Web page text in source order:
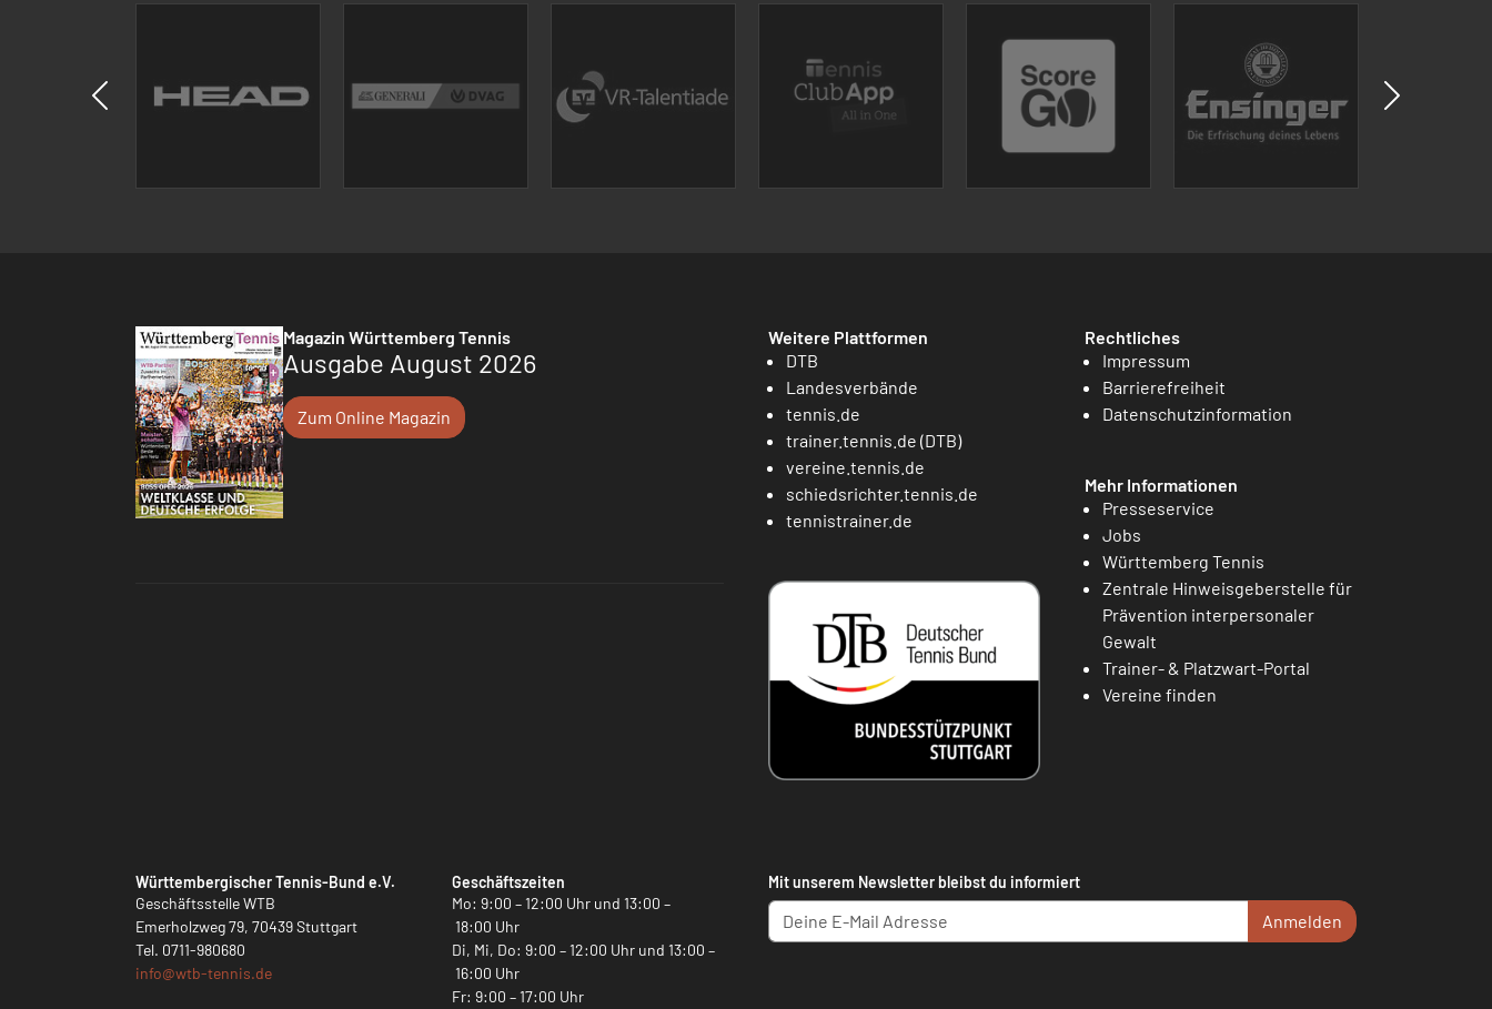
Magazin Württemberg Tennis
Ausgabe August 2026
Zum Online Magazin
Weitere Plattformen
DTB
Landesverbände
tennis.de
trainer.tennis.de (DTB)
vereine.tennis.de
schiedsrichter.tennis.de
tennistrainer.de
Rechtliches
Impressum
Barrierefreiheit
Datenschutzinformation
Mehr Informationen
Presseservice
Jobs
Württemberg Tennis
Zentrale Hinweisgeberstelle für
Prävention interpersonaler
Gewalt
Trainer- & Platzwart-Portal
Vereine finden
Württembergischer Tennis-Bund e.V.
Geschäftsstelle WTB
Emerholzweg 79, 70439 Stuttgart
Tel. 0711-980680
info@wtb-tennis.de
Geschäftszeiten
Mo: 9:00 – 12:00 Uhr und 13:00 –
18:00 Uhr
Di, Mi, Do: 9:00 – 12:00 Uhr und 13:00 –
16:00 Uhr
Fr: 9:00 – 17:00 Uhr
Mit unserem Newsletter bleibst du informiert
Anmelden